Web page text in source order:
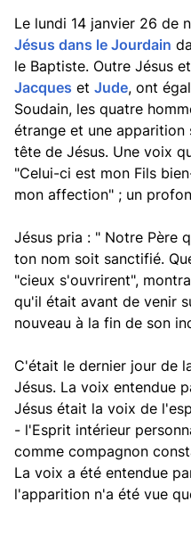
Le lundi 14 janvier 26 de
Jésus dans le Jourdain
le Baptiste. Outre Jésus
Jacques et Jude, ont
Soudain, les quatre
étrange et une apparition
tête de Jésus. Une voix
"Celui-ci est mon Fils
mon affection" ; un
Jésus pria : " Notre Père
ton nom soit sanctifié.
"cieux s'ouvrirent",
qu'il était avant de venir
nouveau à la fin de son
C'était le dernier jour de
Jésus. La voix entendue
Jésus était la voix de
- l'Esprit intérieur
comme compagnon
La voix a été entendue
l'apparition n'a été vue